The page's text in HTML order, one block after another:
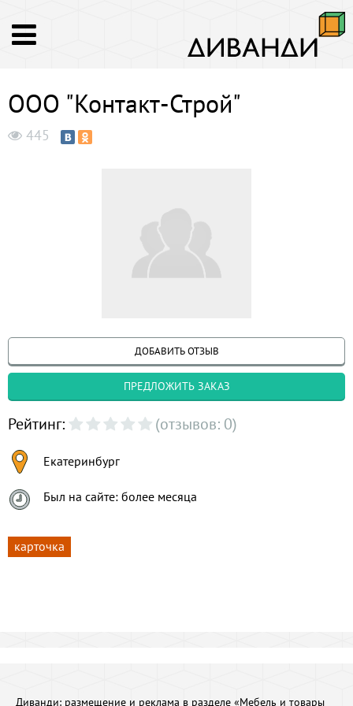
ООО "Контакт-Строй"
445
ДОБАВИТЬ ОТЗЫВ
ПРЕДЛОЖИТЬ ЗАКАЗ
Рейтинг: (отзывов: 0)
Екатеринбург
Был на сайте: более месяца
карточка
Диванди: размещение и реклама в разделе «Мебель и товары